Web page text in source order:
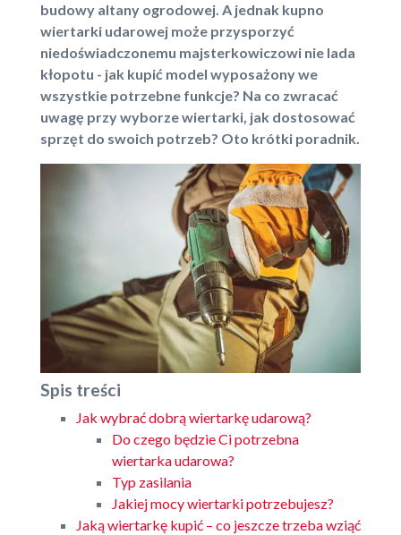
budowy altany ogrodowej. A jednak kupno
wiertarki udarowej może przysporzyć
niedoświadczonemu majsterkowiczowi nie lada
kłopotu - jak kupić model wyposażony we
wszystkie potrzebne funkcje? Na co zwracać
uwagę przy wyborze wiertarki, jak dostosować
sprzęt do swoich potrzeb? Oto krótki poradnik.
Spis treści
Jak wybrać dobrą wiertarkę udarową?
Do czego będzie Ci potrzebna
wiertarka udarowa?
Typ zasilania
Jakiej mocy wiertarki potrzebujesz?
Jaką wiertarkę kupić – co jeszcze trzeba wziąć